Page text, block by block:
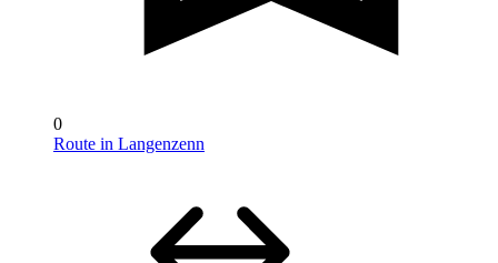
0
Route in Langenzenn